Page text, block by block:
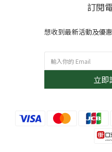
訂閱
想收到最新活動及優
立即